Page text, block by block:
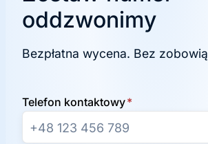
oddzwonimy
Bezpłatna wycena. Bez
Telefon kontaktowy*